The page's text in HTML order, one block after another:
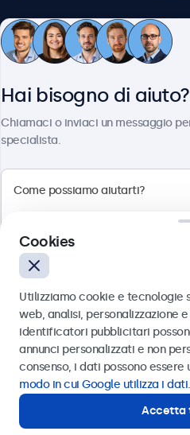
Servizio
Italiano
Hai bisogno di aiuto?
Chiamaci o inviaci un messaggio
specialista.
Inviare
Oppure chiamaci al
Contatta i nostri esperti
Cookies
Utilizziamo cookie e tecnologie
web, analisi, personalizzazione
identificatori pubblicitari
annunci personalizzati e non
consenso, i dati possono
modo in cui Google utilizza i dati.
Accetta